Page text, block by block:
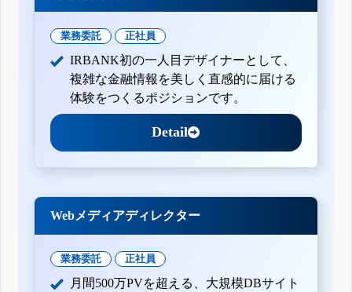
業務委託 正社員
IRBANK初の一人目デザイナーとして、
複雑な金融情報を美しく直感的に届ける
体験をつくるポジションです。
Detail
Webメディアディレクター
業務委託 正社員
月間500万PVを超える、大規模DBサイト